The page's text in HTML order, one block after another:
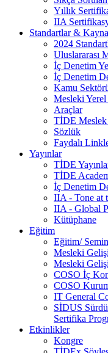
Yıllık
IIA
Standartlar &
2024
Uluslararası
İç Denetim
İç Denetim
Kamu
Mesleki
Araçlar
TİDE Meslek
Sözlük
Faydalı
Yayınlar
TİDE
TİDE
İç Denetim
IIA - Tone at
IIA - Global
Kütüphane
Eğitim
Eğitim/
Mesleki
Mesleki
COSO İç
COSO
IT General
SİDUS
Sertifika
Etkinlikler
Kongre